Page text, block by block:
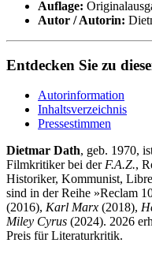
Auflage:
Autor / Autorin:
Entdecken Sie zu
Autorinformation
Inhaltsverzeichnis
Pressestimmen
Dietmar Dath, geb. 1970,
Filmkritiker bei der F.A.Z.,
Historiker, Kommunist,
sind in der Reihe »Reclam
(2016), Karl Marx (2018),
Miley Cyrus (2024). 2026
Preis für Literaturkritik.